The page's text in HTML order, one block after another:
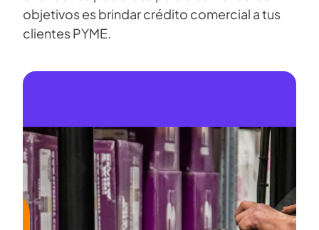
objetivos es brindar crédito comercial a tus
clientes PYME.